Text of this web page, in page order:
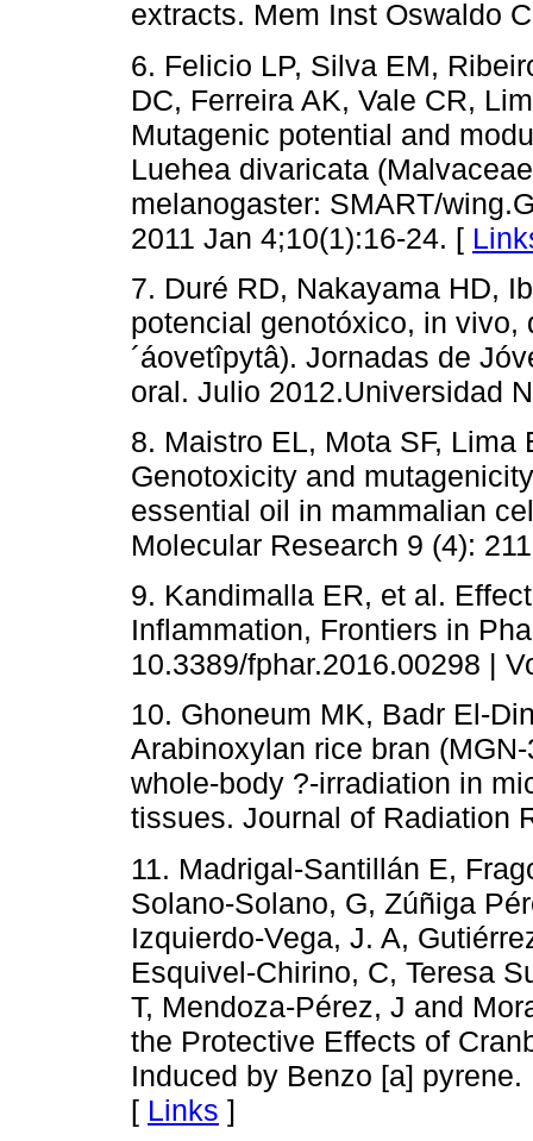
extracts. Mem Inst Oswaldo
6. Felicio LP, Silva EM,
DC, Ferreira AK, Vale CR,
Mutagenic potential and
Luehea divaricata
melanogaster: SMART/
2011 Jan 4;10(1):16-24. [
7. Duré RD, Nakayama HD,
potencial genotóxico, in vivo,
´áovetîpytâ). Jornadas de
oral. Julio 2012.Universidad
8. Maistro EL, Mota SF,
Genotoxicity and
essential oil in mammalian
Molecular Research 9 (4):
9. Kandimalla ER, et al.
Inflammation, Frontiers in
10.3389/fphar.2016.00298 |
10. Ghoneum MK, Badr El-
Arabinoxylan rice bran
whole-body ?-irradiation in
tissues. Journal of Radiation
11. Madrigal-Santillán E,
Solano-Solano, G, Zúñiga
Izquierdo-Vega, J. A,
Esquivel-Chirino, C, Teresa
T, Mendoza-Pérez, J and
the Protective Effects of
Induced by Benzo [a]
[ Links ]